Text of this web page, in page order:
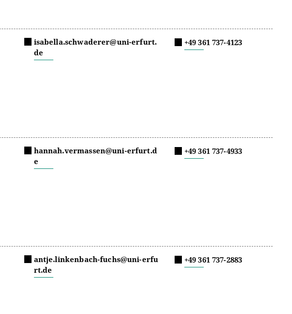
isabella.schwaderer@uni-erfurt.
de
+49 361 737-4123
hannah.vermassen@uni-erfurt.d
e
+49 361 737-4933
antje.linkenbach-fuchs@uni-erfu
rt.de
+49 361 737-2883